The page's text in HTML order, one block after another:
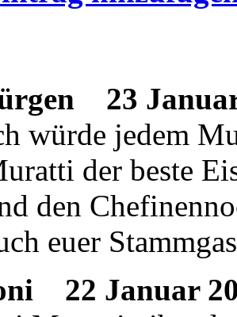
23
würde jedem
der beste
den
euer
22 Januar